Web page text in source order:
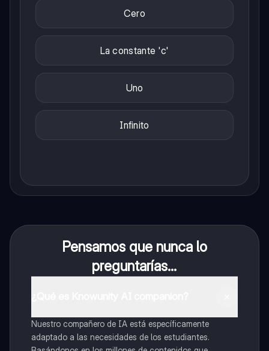
Cero
La constante 'c'
Uno
Infinito
Pensamos que nunca lo
preguntarías...
Nuestro compañero de IA está específicamente
adaptado a las necesidades de los estudiantes.